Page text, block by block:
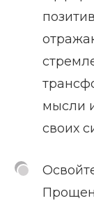
мысли
своих